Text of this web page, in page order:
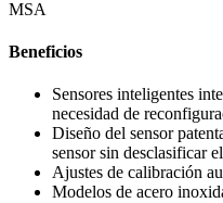
MSA
Beneficios
Sensores inteligentes
necesidad de
Diseño del sensor
sensor sin desclasificar
Ajustes de calibración
Modelos de acero